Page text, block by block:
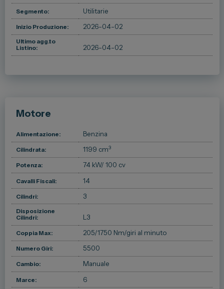
Email
spazio@spaziogroup.com
Segmento: Utilitarie
Inizio Produzione: 2026-04-02
Ultimo agg.to
Listino:
2026-04-02
Motore
Alimentazione: Benzina
Cilindrata: 1199 cm3
Potenza: 74 kW/ 100 cv
Cavalli Fiscali: 14
Cilindri: 3
Disposizione
Cilindri:
L3
Coppia Max: 205/1750 Nm/giri al minuto
Numero Giri: 5500
Cambio: Manuale
Marce: 6